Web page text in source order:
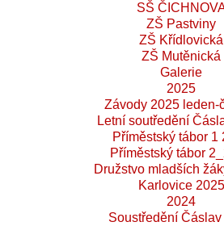
SŠ
ZŠ Pastviny
ZŠ Křídlovická
ZŠ Mutěnická
Galerie
2025
Závody 2025 leden-
Letní soutředění
Příměstský tábor 1
Příměstský tábor
Družstvo mladších
Karlovice 2025
2024
Soustředění